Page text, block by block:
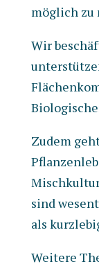
möglich zu
Wir
Zudem
sind
als
Weitere